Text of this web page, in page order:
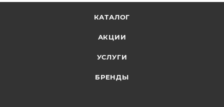
КАТАЛОГ
АКЦИИ
УСЛУГИ
БРЕНДЫ